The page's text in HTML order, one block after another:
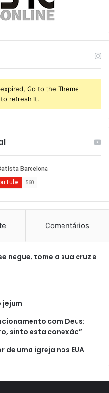
Go to the Theme
refresh it.
Comentários
negue, tome a sua cruz e
jejum
com Deus:
sinto esta conexão”
de uma igreja nos EUA